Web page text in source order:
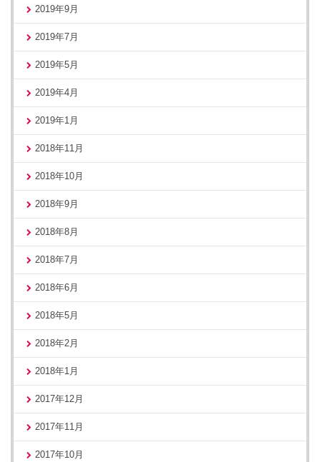
2019年9月
2019年7月
2019年5月
2019年4月
2019年1月
2018年11月
2018年10月
2018年9月
2018年8月
2018年7月
2018年6月
2018年5月
2018年2月
2018年1月
2017年12月
2017年11月
2017年10月